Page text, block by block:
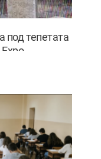
под тепетата